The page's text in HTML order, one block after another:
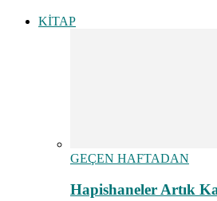
KİTAP
GEÇEN HAFTADAN
Hapishaneler Artık